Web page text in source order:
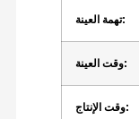
تهمة العينة:
وقت العينة:
وقت الإنتاج: